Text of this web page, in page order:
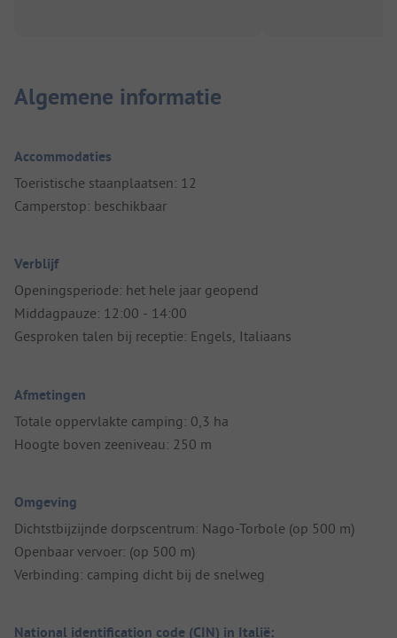
Algemene informatie
Accommodaties
Toeristische staanplaatsen: 12
Camperstop: beschikbaar
Verblijf
Openingsperiode: het hele jaar geopend
Middagpauze: 12:00 - 14:00
Gesproken talen bij receptie: Engels, Italiaans
Afmetingen
Totale oppervlakte camping: 0,3 ha
Hoogte boven zeeniveau: 250 m
Omgeving
Dichtstbijzijnde dorpscentrum: Nago-Torbole (op 500 m)
Openbaar vervoer: (op 500 m)
Verbinding: camping dicht bij de snelweg
National identification code (CIN) in Italië: